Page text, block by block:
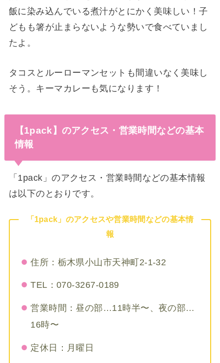
飯に染み込んでいる煮汁がとにかく美味しい！子
どもも箸が止まらないような勢いで食べていまし
たよ。
タコスとルーローマンセットも間違いなく美味し
そう。キーマカレーも気になります！
【1pack】のアクセス・営業時間などの基本
情報
「1pack」のアクセス・営業時間などの基本情報
は以下のとおりです。
「1pack」のアクセスや営業時間などの基本情
報
住所：栃木県小山市天神町2-1-32
TEL：070-3267-0189
営業時間：昼の部…11時半〜、夜の部…
16時〜
定休日：月曜日